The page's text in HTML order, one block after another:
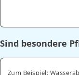
Sind besondere